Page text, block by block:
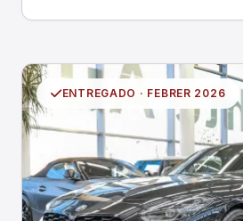
ENTREGADO · FEBRER 2026